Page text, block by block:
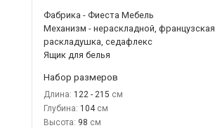
Фабрика - Фиеста Мебель
Механизм - нераскладной, французская
раскладушка, седафлекс
Ящик для белья
Набор размеров
Длина: 122 - 215
Глубина: 104
Высота: 98